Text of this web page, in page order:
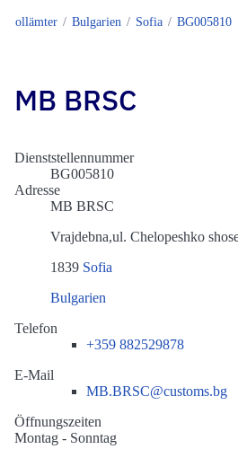
Zollämter Bulgarien Sofia BG005810
MB BRSC
Dienststellennummer
BG005810
Adresse
MB BRSC
Vrajdebna,ul. Chelopeshko
1839 Sofia
Bulgarien
Telefon
+359 882529878
E-Mail
MB.BRSC@customs.bg
Öffnungszeiten
Montag - Sonntag